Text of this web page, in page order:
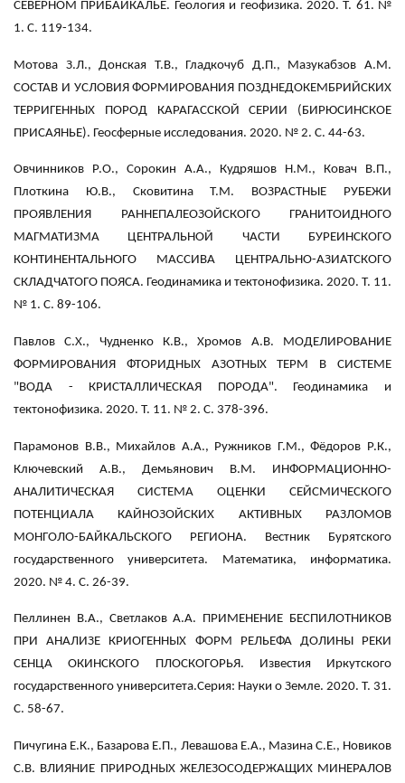
СЕВЕРНОМ ПРИБАЙКАЛЬЕ. Геология и геофизика. 2020. Т. 61. №
1. С. 119-134.
Мотова З.Л., Донская Т.В., Гладкочуб Д.П., Мазукабзов А.М.
СОСТАВ И УСЛОВИЯ ФОРМИРОВАНИЯ ПОЗДНЕДОКЕМБРИЙСКИХ
ТЕРРИГЕННЫХ ПОРОД КАРАГАССКОЙ СЕРИИ (БИРЮСИНСКОЕ
ПРИСАЯНЬЕ). Геосферные исследования. 2020. № 2. С. 44-63.
Овчинников Р.О., Сорокин А.А., Кудряшов Н.М., Ковач В.П.,
Плоткина Ю.В., Сковитина Т.М. ВОЗРАСТНЫЕ РУБЕЖИ
ПРОЯВЛЕНИЯ РАННЕПАЛЕОЗОЙСКОГО ГРАНИТОИДНОГО
МАГМАТИЗМА ЦЕНТРАЛЬНОЙ ЧАСТИ БУРЕИНСКОГО
КОНТИНЕНТАЛЬНОГО МАССИВА ЦЕНТРАЛЬНО-АЗИАТСКОГО
СКЛАДЧАТОГО ПОЯСА. Геодинамика и тектонофизика. 2020. Т. 11.
№ 1. С. 89-106.
Павлов С.Х., Чудненко К.В., Хромов А.В. МОДЕЛИРОВАНИЕ
ФОРМИРОВАНИЯ ФТОРИДНЫХ АЗОТНЫХ ТЕРМ В СИСТЕМЕ
"ВОДА - КРИСТАЛЛИЧЕСКАЯ ПОРОДА". Геодинамика и
тектонофизика. 2020. Т. 11. № 2. С. 378-396.
Парамонов В.В., Михайлов А.А., Ружников Г.М., Фёдоров Р.К.,
Ключевский А.В., Демьянович В.М. ИНФОРМАЦИОННО-
АНАЛИТИЧЕСКАЯ СИСТЕМА ОЦЕНКИ СЕЙСМИЧЕСКОГО
ПОТЕНЦИАЛА КАЙНОЗОЙСКИХ АКТИВНЫХ РАЗЛОМОВ
МОНГОЛО-БАЙКАЛЬСКОГО РЕГИОНА. Вестник Бурятского
государственного университета. Математика, информатика.
2020. № 4. С. 26-39.
Пеллинен В.А., Светлаков А.А. ПРИМЕНЕНИЕ БЕСПИЛОТНИКОВ
ПРИ АНАЛИЗЕ КРИОГЕННЫХ ФОРМ РЕЛЬЕФА ДОЛИНЫ РЕКИ
СЕНЦА ОКИНСКОГО ПЛОСКОГОРЬЯ. Известия Иркутского
государственного университета.Серия: Науки о Земле. 2020. Т. 31.
С. 58-67.
Пичугина Е.К., Базарова Е.П., Левашова Е.А., Мазина С.Е., Новиков
С.В. ВЛИЯНИЕ ПРИРОДНЫХ ЖЕЛЕЗОСОДЕРЖАЩИХ МИНЕРАЛОВ